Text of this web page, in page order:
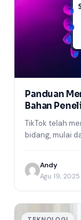
Panduan
Bahan
TikTok telah
bidang, mulai
Andy
Agu 19,